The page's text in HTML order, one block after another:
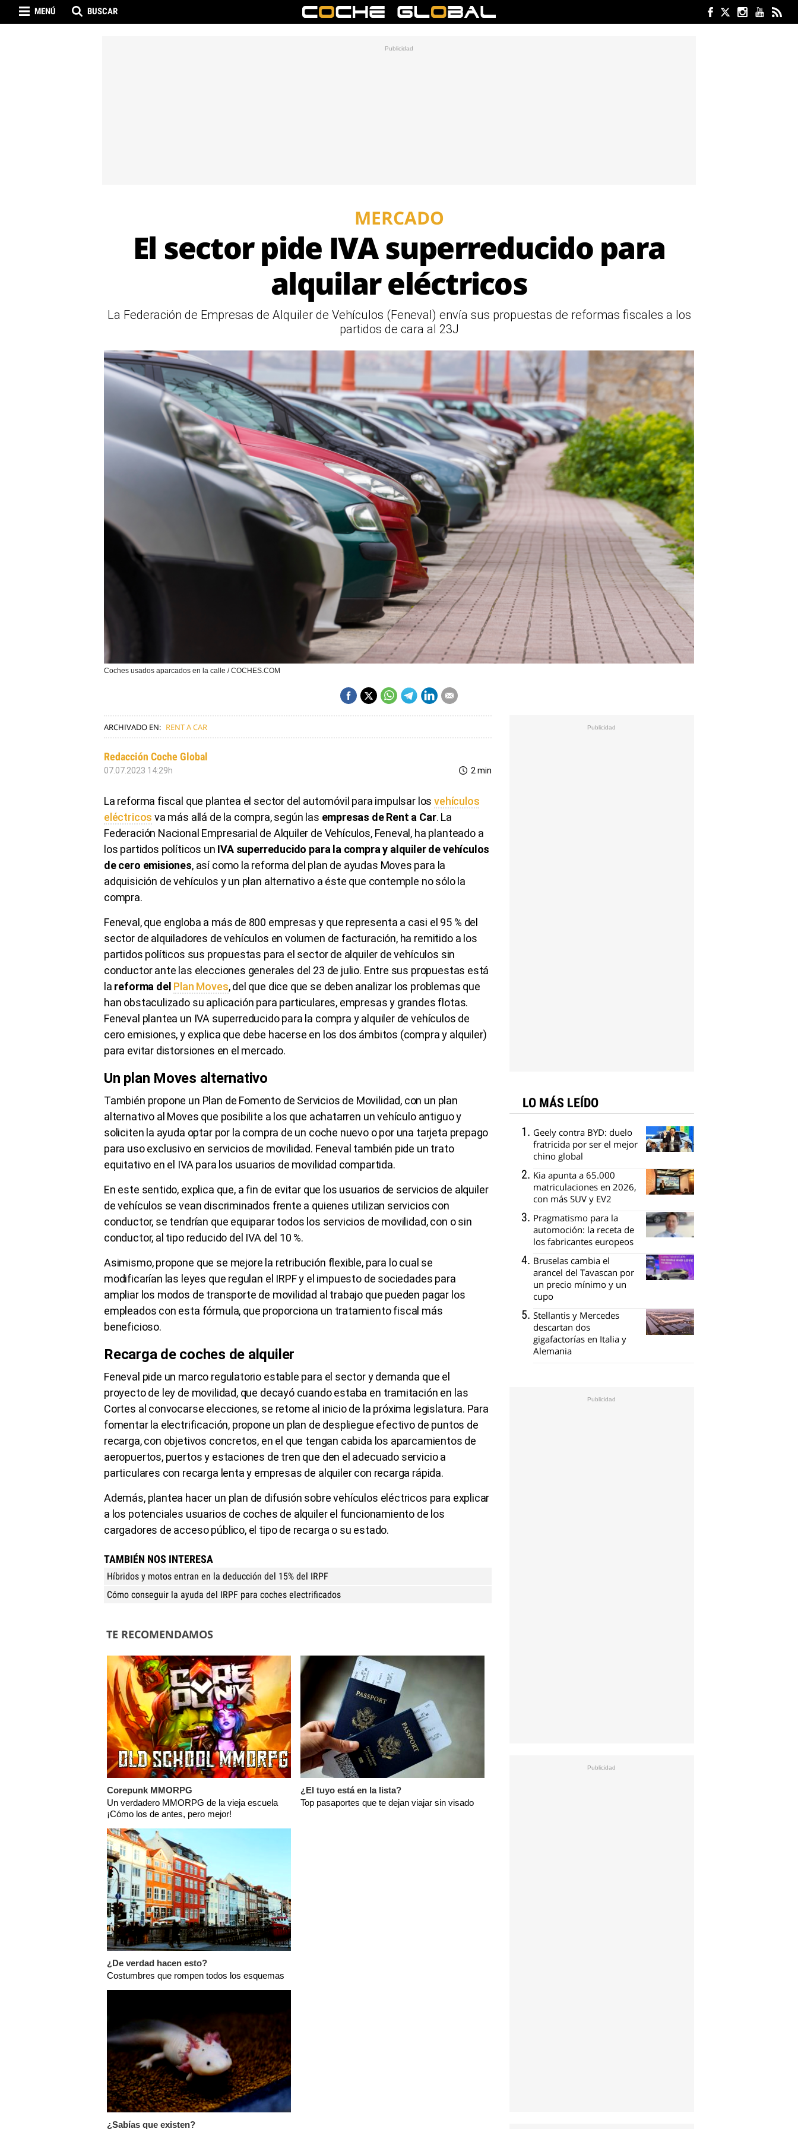
MENÚ BUSCAR
MERCADO
El sector pide IVA superreducido para
alquilar eléctricos
La Federación de Empresas de Alquiler de Vehículos (Feneval) envía sus propuestas de reformas fiscales a los
partidos de cara al 23J
Coches usados aparcados en la calle / COCHES.COM
ARCHIVADO EN: RENT A CAR
Redacción Coche Global
07.07.2023 14:29h 2 min
La reforma fiscal que plantea el sector del automóvil para impulsar losvehículos
eléctricos va más allá de la compra, según las empresas de Rent a Car. La
Federación Nacional Empresarial de Alquiler de Vehículos, Feneval, ha planteado a
los partidos políticos un IVA superreducido para la compra y alquiler de vehículos
de cero emisiones, así como la reforma del plan de ayudas Moves para la
adquisición de vehículos y un plan alternativo a éste que contemple no sólo la
compra.
Feneval, que engloba a más de 800 empresas y que representa a casi el 95 % del
sector de alquiladores de vehículos en volumen de facturación, ha remitido a los
partidos políticos sus propuestas para el sector de alquiler de vehículos sin
conductor ante las elecciones generales del 23 de julio. Entre sus propuestas está
la reforma del Plan Moves, del que dice que se deben analizar los problemas que
han obstaculizado su aplicación para particulares, empresas y grandes flotas.
Feneval plantea un IVA superreducido para la compra y alquiler de vehículos de
cero emisiones, y explica que debe hacerse en los dos ámbitos (compra y alquiler)
para evitar distorsiones en el mercado.
Un plan Moves alternativo
También propone un Plan de Fomento de Servicios de Movilidad, con un plan
alternativo al Moves que posibilite a los que achatarren un vehículo antiguo y
soliciten la ayuda optar por la compra de un coche nuevo o por una tarjeta prepago
para uso exclusivo en servicios de movilidad. Feneval también pide un trato
equitativo en el IVA para los usuarios de movilidad compartida.
En este sentido, explica que, a fin de evitar que los usuarios de servicios de alquiler
de vehículos se vean discriminados frente a quienes utilizan servicios con
conductor, se tendrían que equiparar todos los servicios de movilidad, con o sin
conductor, al tipo reducido del IVA del 10 %.
Asimismo, propone que se mejore la retribución flexible, para lo cual se
modificarían las leyes que regulan el IRPF y el impuesto de sociedades para
ampliar los modos de transporte de movilidad al trabajo que pueden pagar los
empleados con esta fórmula, que proporciona un tratamiento fiscal más
beneficioso.
Recarga de coches de alquiler
Feneval pide un marco regulatorio estable para el sector y demanda que el
proyecto de ley de movilidad, que decayó cuando estaba en tramitación en las
Cortes al convocarse elecciones, se retome al inicio de la próxima legislatura. Para
fomentar la electrificación, propone un plan de despliegue efectivo de puntos de
recarga, con objetivos concretos, en el que tengan cabida los aparcamientos de
aeropuertos, puertos y estaciones de tren que den el adecuado servicio a
particulares con recarga lenta y empresas de alquiler con recarga rápida.
Además, plantea hacer un plan de difusión sobre vehículos eléctricos para explicar
a los potenciales usuarios de coches de alquiler el funcionamiento de los
cargadores de acceso público, el tipo de recarga o su estado.
TAMBIÉN NOS INTERESA
Híbridos y motos entran en la deducción del 15% del IRPF
Cómo conseguir la ayuda del IRPF para coches electrificados
TE RECOMENDAMOS
Corepunk MMORPG
Un verdadero MMORPG de la vieja escuela
¡Cómo los de antes, pero mejor!
¿El tuyo está en la lista?
Top pasaportes que te dejan viajar sin visado
¿De verdad hacen esto?
Costumbres que rompen todos los esquemas
¿Sabías que existen?
LO MÁS LEÍDO
Geely contra BYD: duelo
fratricida por ser el mejor
chino global
Kia apunta a 65.000
matriculaciones en 2026,
con más SUV y EV2
Pragmatismo para la
automoción: la receta de
los fabricantes europeos
Bruselas cambia el
arancel del Tavascan por
un precio mínimo y un
cupo
Stellantis y Mercedes
descartan dos
gigafactorías en Italia y
Alemania